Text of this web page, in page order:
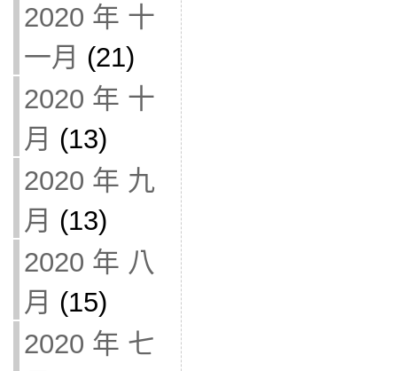
2020 年 十
一月 (21)
2020 年 十
月 (13)
2020 年 九
月 (13)
2020 年 八
月 (15)
2020 年 七